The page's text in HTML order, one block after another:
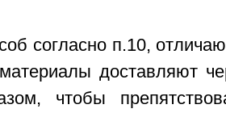
согласно п.10,
доставляют
чтобы